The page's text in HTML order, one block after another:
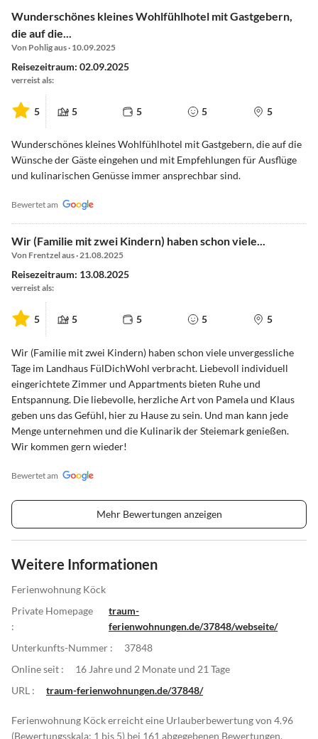
Wunderschönes kleines Wohlfühlhotel mit Gastgebern,
die auf die...
Von Pohlig aus · 10.09.2025
Reisezeitraum: 02.09.2025
verreist als:
5 5 5 5 5
Wunderschönes kleines Wohlfühlhotel mit Gastgebern, die auf die
Wünsche der Gäste eingehen und mit Empfehlungen für Ausflüge
und kulinarischen Genüsse immer ansprechbar sind.
Bewertet am
Wir (Familie mit zwei Kindern) haben schon viele...
Von Frentzel aus · 21.08.2025
Reisezeitraum: 13.08.2025
verreist als:
5 5 5 5 5
Wir (Familie mit zwei Kindern) haben schon viele unvergessliche
Tage im Landhaus FülDichWohl verbracht. Liebevoll individuell
eingerichtete Zimmer und Appartments bieten Ruhe und
Entspannung. Die liebevolle, herzliche Art von Pamela und Klaus
geben uns das Gefühl, hier zu Hause zu sein. Und man kann jede
Menge unternehmen und die Kulinarik der Steiemark genießen.
Wir kommen gern wieder!
Bewertet am
Mehr Bewertungen anzeigen
Weitere Informationen
Ferienwohnung Köck
Private Homepage
:
traum-
ferienwohnungen.de/37848/webseite/
Unterkunfts-Nummer :
37848
Online seit :
16 Jahre und 2 Monate und 21 Tage
URL :
traum-ferienwohnungen.de/37848/
Ferienwohnung Köck erreicht eine Urlauberbewertung von 4.96
(Bewertungsskala: 1 bis 5) bei 161 abgegebenen Bewertungen.